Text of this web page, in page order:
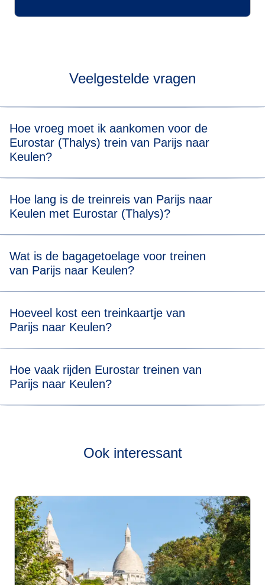
Veelgestelde vragen
Hoe vroeg moet ik aankomen voor de
Eurostar (Thalys) trein van Parijs naar
Keulen?
minuten voor de geplande vertrektijd van je Eurostar
(Thalys) trein van Parijs naar Keulen aanwezig te zijn.
Hoe lang is de treinreis van Parijs naar
Keulen met Eurostar (Thalys)?
Wat is de bagagetoelage voor treinen
van Parijs naar Keulen?
cm) en één stuk handbagage. Er is geen
gewichtsbeperking, maar je moet al je bagage zelf kunnen
Hoeveel kost een treinkaartje van
Parijs naar Keulen?
Hoe vaak rijden Eurostar treinen van
Parijs naar Keulen?
Ook interessant